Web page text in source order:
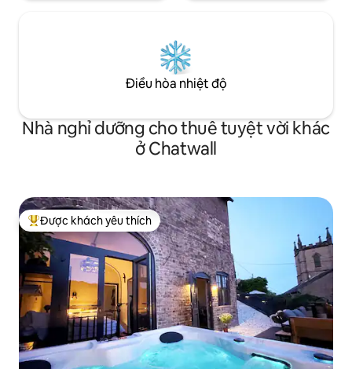
Điều hòa nhiệt độ
Nhà nghỉ dưỡng cho thuê tuyệt vời khác
ở Chatwall
Được khách yêu thích nhất
Được khách yêu thích